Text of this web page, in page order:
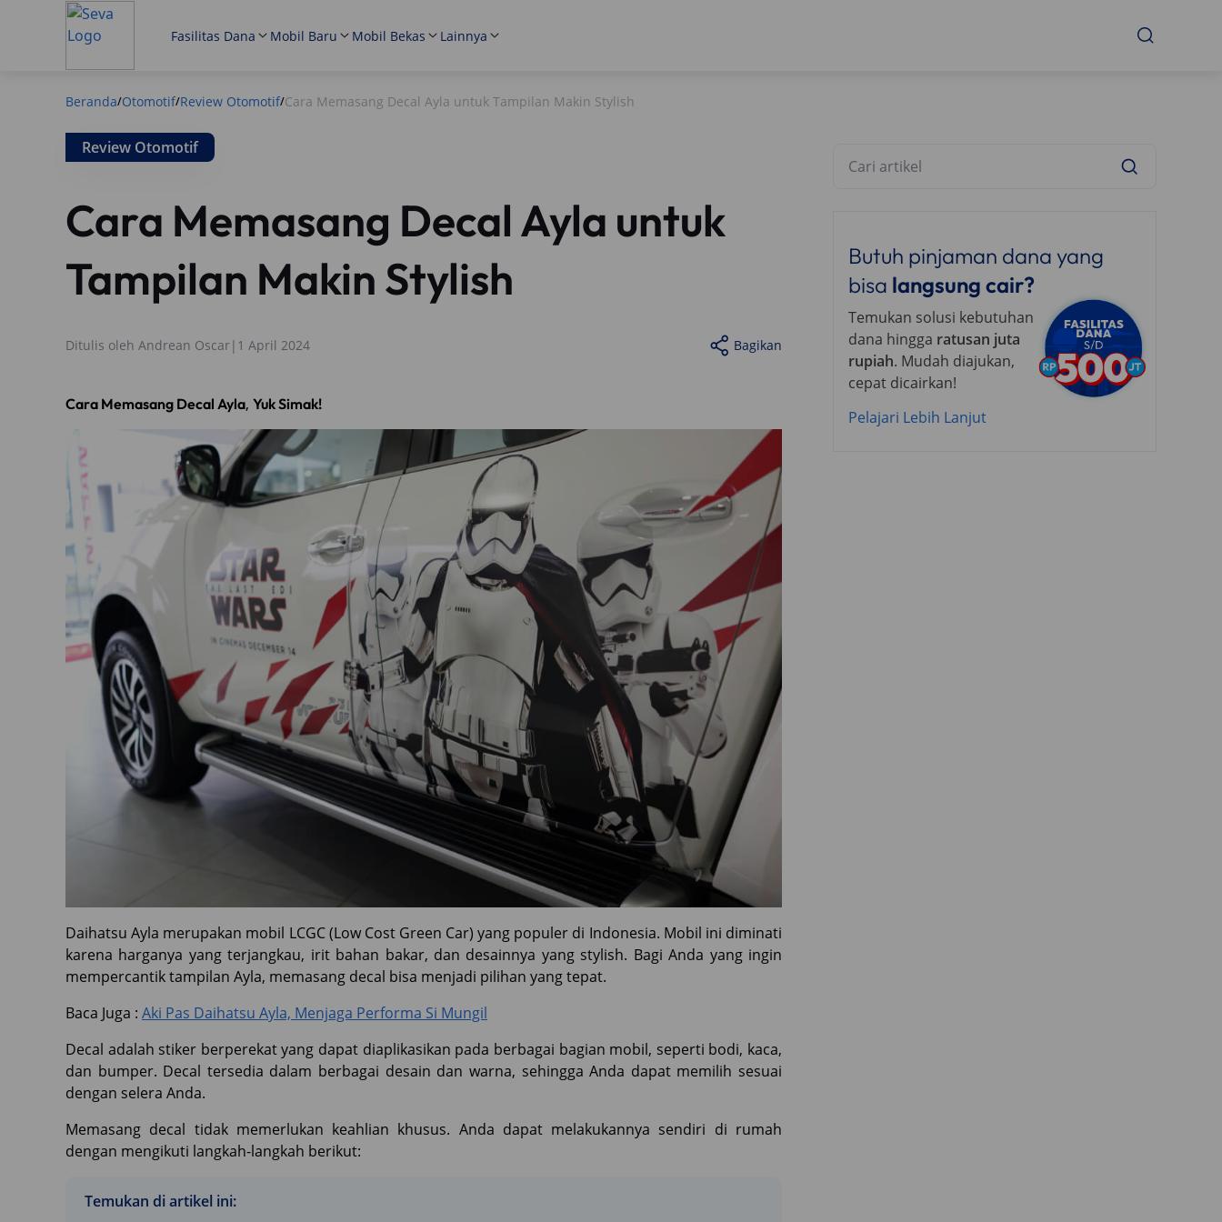
Fasilitas Dana Mobil Baru Mobil Bekas Lainnya
Beranda/Otomotif/Review Otomotif/Cara Memasang Decal Ayla untuk Tampilan Makin Stylish
Review Otomotif
Cara Memasang Decal Ayla untuk
Tampilan Makin Stylish
Ditulis oleh Andrean Oscar| 1 April 2024 Bagikan
Cara Memasang Decal Ayla, Yuk Simak!
Daihatsu Ayla merupakan mobil LCGC (Low Cost Green Car) yang populer di Indonesia. Mobil ini diminati
karena harganya yang terjangkau, irit bahan bakar, dan desainnya yang stylish. Bagi Anda yang ingin
mempercantik tampilan Ayla, memasang decal bisa menjadi pilihan yang tepat.
Baca Juga : Aki Pas Daihatsu Ayla, Menjaga Performa Si Mungil
Decal adalah stiker berperekat yang dapat diaplikasikan pada berbagai bagian mobil, seperti bodi, kaca,
dan bumper. Decal tersedia dalam berbagai desain dan warna, sehingga Anda dapat memilih sesuai
dengan selera Anda.
Memasang decal tidak memerlukan keahlian khusus. Anda dapat melakukannya sendiri di rumah
dengan mengikuti langkah-langkah berikut:
Temukan di artikel ini:
Butuh pinjaman dana yang
bisa langsung cair?
Temukan solusi kebutuhan
dana hingga ratusan juta
rupiah. Mudah diajukan,
cepat dicairkan!
Pelajari Lebih Lanjut